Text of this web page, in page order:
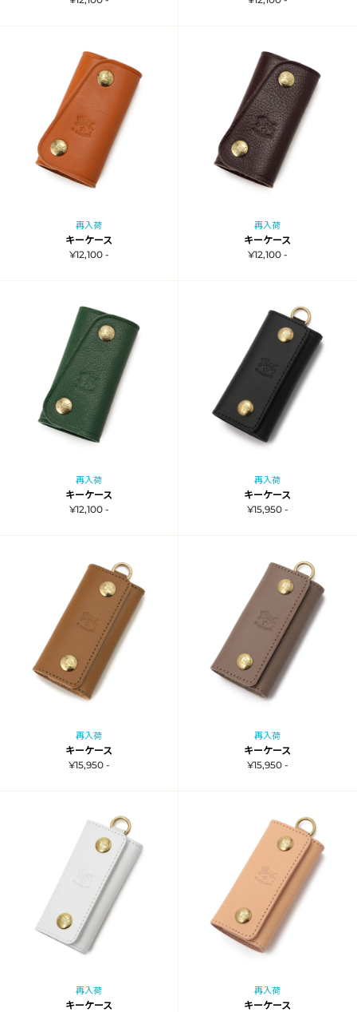
再入荷
キーケース
¥12,100 -
再入荷
キーケース
¥12,100 -
再入荷
キーケース
¥12,100 -
再入荷
キーケース
¥15,950 -
再入荷
キーケース
¥15,950 -
再入荷
キーケース
¥15,950 -
再入荷
キーケース
再入荷
キーケース